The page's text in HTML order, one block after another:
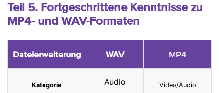
Teil 5. Fortgeschrittene Kenntnisse zu
MP4- und WAV-Formaten
Dateierweiterung WAV MP4
Kategorie Audio Video/Audio